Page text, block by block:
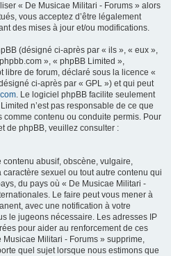
« De Musicae Militari - Forums » alors
vous acceptez d’être légalement
des mises à jour et/ou modifications.
(désigné ci-après par « ils », « eux »,
», « phpBB Limited »,
libre de forum, déclaré sous la licence «
ci-après par « GPL ») et qui peut
. Le logiciel phpBB facilite seulement
n’est pas responsable de ce que
comme contenu ou conduite permis. Pour
de phpBB, veuillez consulter :
abusif, obscène, vulgaire,
sexuel ou tout autre contenu qui
du pays où « De Musicae Militari -
Le faire peut vous mener à
avec une notification à votre
le jugeons nécessaire. Les adresses IP
pour aider au renforcement de ces
Militari - Forums » supprime,
quel sujet lorsque nous estimons que